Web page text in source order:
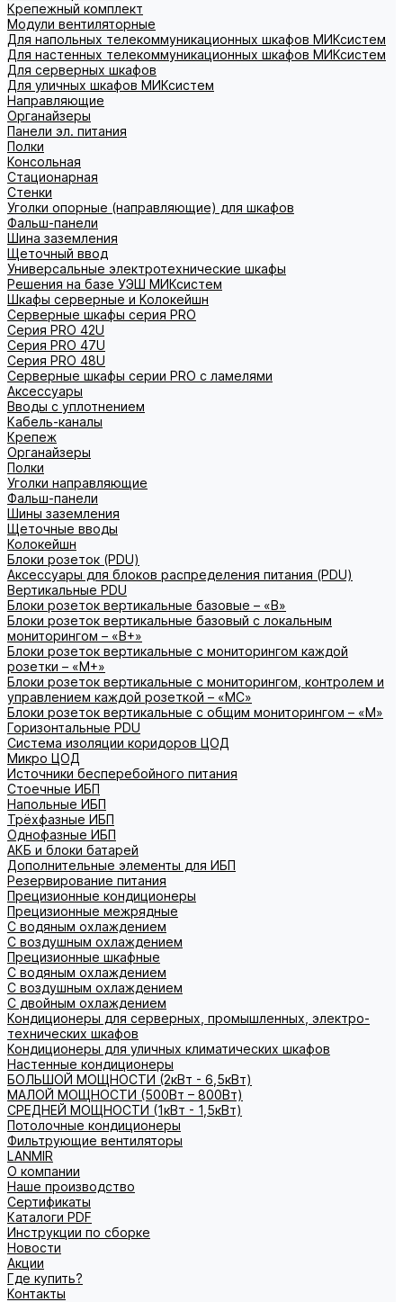
Крепежный комплект
Модули вентиляторные
Для напольных телекоммуникационных шкафов МИКсистем
Для настенных телекоммуникационных шкафов МИКсистем
Для серверных шкафов
Для уличных шкафов МИКсистем
Направляющие
Органайзеры
Панели эл. питания
Полки
Консольная
Стационарная
Стенки
Уголки опорные (направляющие) для шкафов
Фальш-панели
Шина заземления
Щеточный ввод
Универсальные электротехнические шкафы
Решения на базе УЭШ МИКсистем
Шкафы серверные и Колокейшн
Серверные шкафы серия PRO
Серия PRO 42U
Серия PRO 47U
Серия PRO 48U
Серверные шкафы серии PRO с ламелями
Аксессуары
Вводы с уплотнением
Кабель-каналы
Крепеж
Органайзеры
Полки
Уголки направляющие
Фальш-панели
Шины заземления
Щеточные вводы
Колокейшн
Блоки розеток (PDU)
Аксессуары для блоков распределения питания (PDU)
Вертикальные PDU
Блоки розеток вертикальные базовые – «В»
Блоки розеток вертикальные базовый с локальным
мониторингом – «В+»
Блоки розеток вертикальные с мониторингом каждой
розетки – «М+»
Блоки розеток вертикальные с мониторингом, контролем и
управлением каждой розеткой – «МС»
Блоки розеток вертикальные с общим мониторингом – «М»
Горизонтальные PDU
Система изоляции коридоров ЦОД
Микро ЦОД
Источники бесперебойного питания
Стоечные ИБП
Напольные ИБП
Трёхфазные ИБП
Однофазные ИБП
АКБ и блоки батарей
Дополнительные элементы для ИБП
Резервирование питания
Прецизионные кондиционеры
Прецизионные межрядные
С водяным охлаждением
С воздушным охлаждением
Прецизионные шкафные
С водяным охлаждением
С воздушным охлаждением
С двойным охлаждением
Кондиционеры для серверных, промышленных, электро-
технических шкафов
Кондиционеры для уличных климатических шкафов
Настенные кондиционеры
БОЛЬШОЙ МОЩНОСТИ (2кВт - 6,5кВт)
МАЛОЙ МОЩНОСТИ (500Вт – 800Вт)
СРЕДНЕЙ МОЩНОСТИ (1кВт - 1,5кВт)
Потолочные кондиционеры
Фильтрующие вентиляторы
LANMIR
О компании
Наше производство
Сертификаты
Каталоги PDF
Инструкции по сборке
Новости
Акции
Где купить?
Контакты